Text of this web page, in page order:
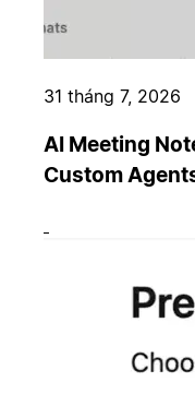
31 tháng 7, 2026
AI Meeting
Custom